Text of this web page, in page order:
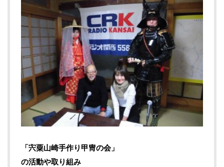
「宍粟山崎手作り甲冑の会」
の活動や取り組み